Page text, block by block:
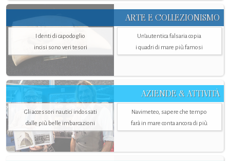
ARTE E COLLEZIONISMO
I denti di capodoglio
incisi sono veri tesori
Un’autentica falsaria copia
i quadri di mare più famosi
AZIENDE & ATTIVITÀ
Gli accessori nautici indossati
dalle più belle imbarcazioni
Navimeteo, sapere che tempo
farà in mare conta ancora di più